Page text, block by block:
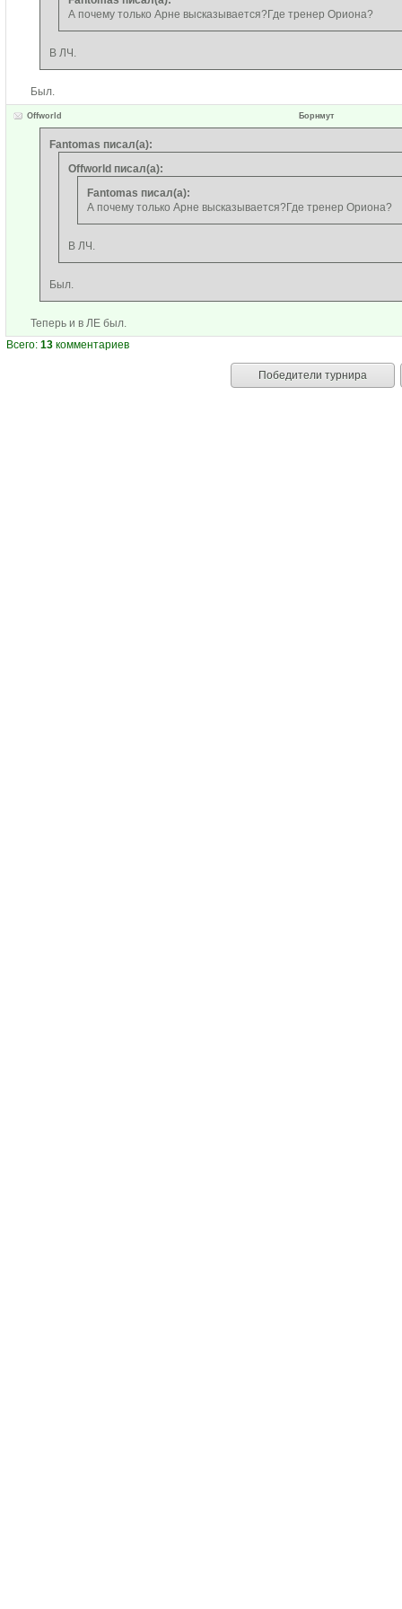
А почему только Арне высказывается?Где тренер Ориона?
В ЛЧ.
Был.
Offworld Борнмут
Fantomas писал(а):
Offworld писал(а):
Fantomas писал(а):
А почему только Арне высказывается?Где тренер Ориона?
В ЛЧ.
Был.
Теперь и в ЛЕ был.
Всего: 13 комментариев
Победители турнира